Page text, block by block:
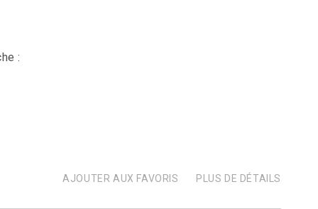
:
AJOUTER AUX FAVORIS PLUS DE DÉTAILS